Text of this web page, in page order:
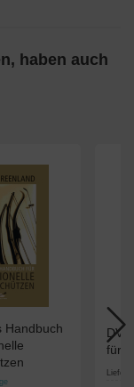
haben auch
Handbuch
für